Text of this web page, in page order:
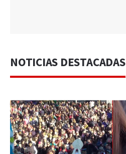
NOTICIAS DESTACADAS